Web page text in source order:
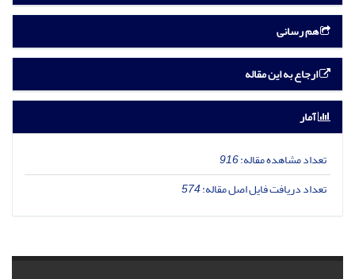
هم رسانی
ارجاع به این مقاله
آمار
تعداد مشاهده مقاله:916
تعداد دریافت فایل اصل مقاله:574